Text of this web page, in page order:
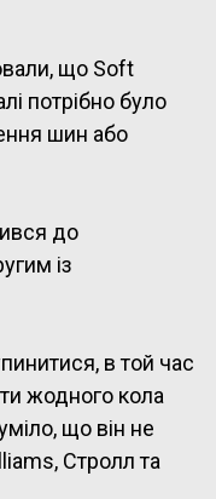
що Soft
потрібно було
шин або
до
із
в той час
жодного кола
що він не
Стролл та